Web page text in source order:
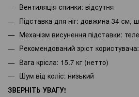
Вентиляція спинки: відсутня
Підставка для ніг: довжина 34 см,
Механізм висунення підставки:
Рекомендований зріст
Вага крісла: 15.7 кг (нетто)
Шум від коліс: низький
ЗВЕРНІТЬ УВАГУ!